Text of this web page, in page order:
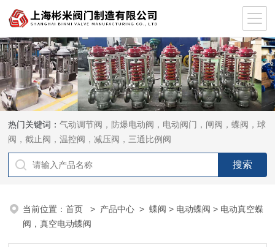
热门关键词：气动调节阀，防爆电动阀，电动阀门，闸阀，蝶阀，球
阀，截止阀，温控阀，减压阀，三通比例阀
当前位置：首页 > 产品中心 >蝶阀 > 电动蝶阀 > 电动真空蝶
阀，真空电动蝶阀